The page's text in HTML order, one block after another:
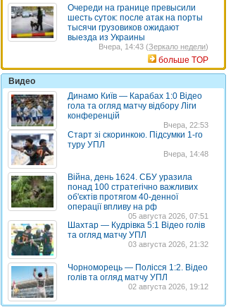
Очереди на границе превысили
шесть суток: после атак на порты
тысячи грузовиков ожидают
выезда из Украины
Вчера, 14:43 (Зеркало недели)
больше TOP
Видео
Динамо Київ — Карабах 1:0 Відео
гола та огляд матчу відбору Ліги
конференцій
Вчера, 22:53
Старт зі скоринкою. Підсумки 1-го
туру УПЛ
Вчера, 14:48
Війна, день 1624. СБУ уразила
понад 100 стратегічно важливих
об'єктів протягом 40-денної
операції впливу на рф
05 августа 2026, 07:51
Шахтар — Кудрівка 5:1 Відео голів
та огляд матчу УПЛ
03 августа 2026, 21:32
Чорноморець — Полісся 1:2. Відео
голів та огляд матчу УПЛ
02 августа 2026, 19:12